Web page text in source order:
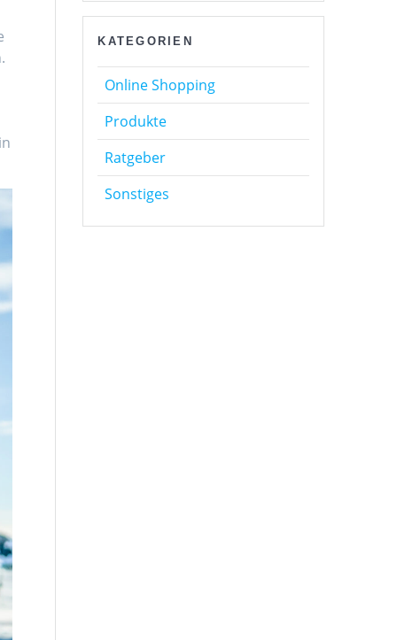
KATEGORIEN
Online Shopping
Produkte
Ratgeber
Sonstiges